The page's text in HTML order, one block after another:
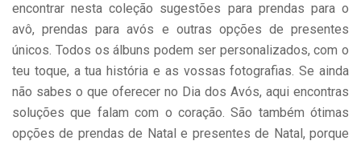
encontrar nesta coleção sugestões para prendas para o
avô, prendas para avós e outras opções de presentes
únicos. Todos os álbuns podem ser personalizados, com o
teu toque, a tua história e as vossas fotografias. Se ainda
não sabes o que oferecer no Dia dos Avós, aqui encontras
soluções que falam com o coração. São também ótimas
opções de prendas de Natal e presentes de Natal, porque